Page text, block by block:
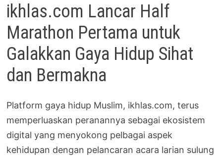
ikhlas.com Lancar Half
Marathon Pertama untuk
Galakkan Gaya Hidup Sihat
dan Bermakna
Platform gaya hidup Muslim, ikhlas.com, terus
memperluaskan peranannya sebagai ekosistem
digital yang menyokong pelbagai aspek
kehidupan dengan pelancaran acara larian sulung